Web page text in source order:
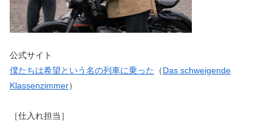
公式サイト
僕たちは希望という名の列車に乗った （Das schweigende
Klassenzimmer）
［仕入れ担当］